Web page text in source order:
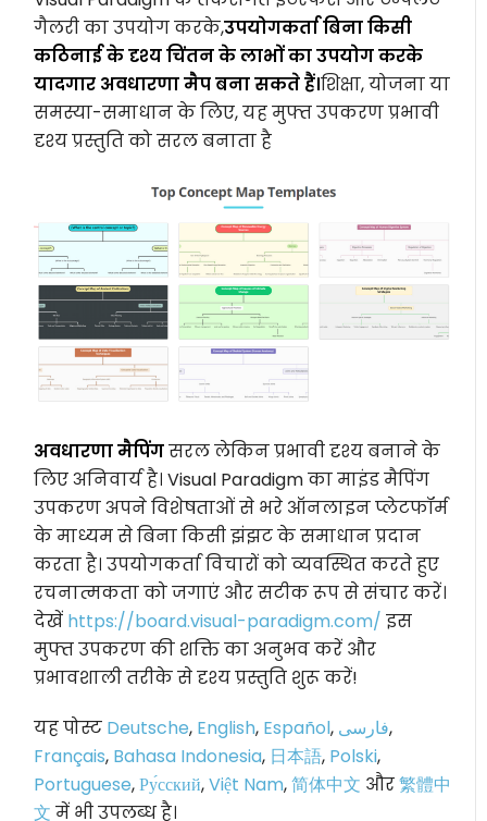
गैलरी का उपयोग करके,उपयोगकर्ता बिना किसी
कठिनाई के दृश्य चिंतन के लाभों का उपयोग करके
यादगार अवधारणा मैप बना सकते हैं।शिक्षा, योजना या
समस्या-समाधान के लिए, यह मुफ्त उपकरण प्रभावी
दृश्य प्रस्तुति को सरल बनाता है
अवधारणा मैपिंगसरल लेकिन प्रभावी दृश्य बनाने के
लिए अनिवार्य है। Visual Paradigm का माइंड मैपिंग
उपकरण अपने विशेषताओं से भरे ऑनलाइन प्लेटफॉर्म
के माध्यम से बिना किसी झंझट के समाधान प्रदान
करता है। उपयोगकर्ता विचारों को व्यवस्थित करते हुए
रचनात्मकता को जगाएं और सटीक रूप से संचार करें।
देखें https://board.visual-paradigm.com/ इस
मुफ्त उपकरण की शक्ति का अनुभव करें और
प्रभावशाली तरीके से दृश्य प्रस्तुति शुरू करें!
यह पोस्ट Deutsche, English, Español, فارسی,
Français, Bahasa Indonesia, 日本語, Polski,
Portuguese,Ру́сский,Việt Nam,简体中文 और繁體中
文 में भी उपलब्ध है।